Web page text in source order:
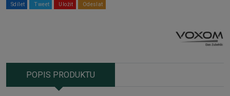
Sdílet Tweet Uložit Odeslat
POPIS PRODUKTU